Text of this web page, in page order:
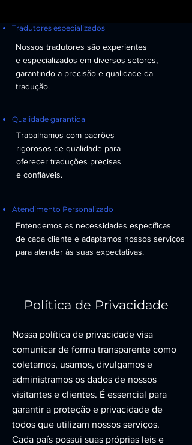
Tradutores especializados
Nossos tradutores são experientes
e especializados em diversos setores,
garantindo a precisão e qualidade da
tradução.
Qualidade garantida
Trabalhamos com padrões
rigorosos de qualidade para
oferecer traduções precisas
e confiáveis.
Atendimento Personalizado
Entendemos as necessidades específicas
de cada cliente e adaptamos nossos serviços
para atender às suas expectativas.
Política de Privacidade
Nossa política de privacidade visa
comunicar de forma transparente como
coletamos, usamos, divulgamos e
administramos os dados de nossos
visitantes e clientes. É essencial para
garantir a proteção e privacidade de
todos que utilizam nossos serviços.
Cada país possui suas próprias leis e